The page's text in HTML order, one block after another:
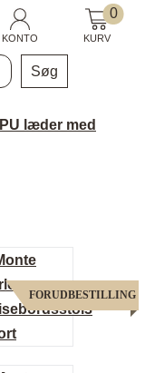
KONTO
0
KURV
FORUDBESTILLING